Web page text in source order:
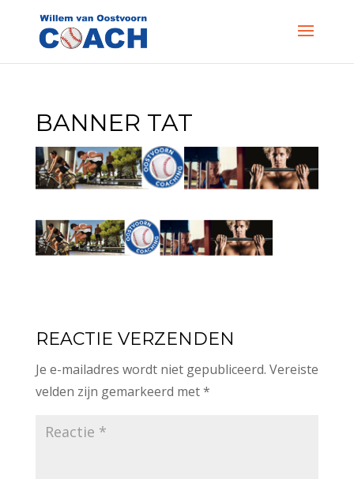
BANNER TAT
REACTIE VERZENDEN
Je e-mailadres wordt niet gepubliceerd. Vereiste
velden zijn gemarkeerd met*